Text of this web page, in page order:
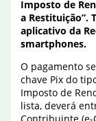
Imposto de
a Restituição”.
aplicativo da
smartphones.
O pagamento
chave Pix do
Imposto de
lista, deverá